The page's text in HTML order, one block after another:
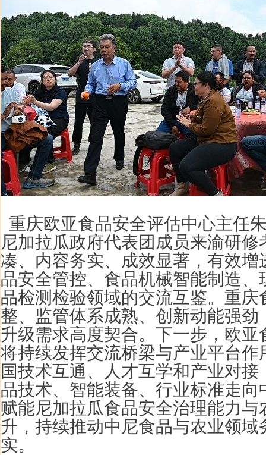
重庆欧亚食品安全评估中心主任
尼加拉瓜政府代表团成员来渝研修
凑、内容务实、成效显著，有效增
品安全管控、食品机械智能制造、
品检测检验领域的交流互鉴。重庆
整、监管体系成熟、创新动能强劲
升级需求高度契合。下一步，欧亚
将持续发挥交流桥梁与产业平台作
国技术互通、人才互学和产业对
品技术、智能装备、行业标准走向
赋能尼加拉瓜食品安全治理能力与
升，持续推动中尼食品与农业领域
实。